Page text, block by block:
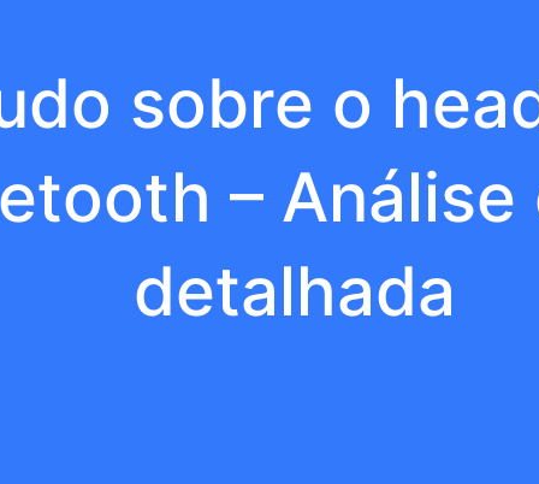
sobre o
–
detalhada